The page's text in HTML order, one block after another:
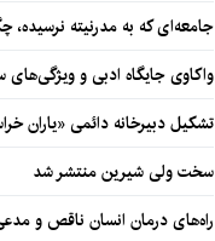
جامعه‌ای که به مدرنیته نرسیده،
واکاوی جایگاه ادبی و
تشکیل دبیرخانه دائمی «یاران
سخت ولی شیرین منتشر شد
راه‌های درمان انسان ناقص و